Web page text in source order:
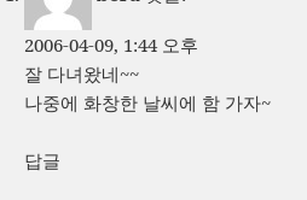
2006-04-09, 1:44 오후
잘 다녀왔네~~
나중에 화창한 날씨에 함 가자~
답글